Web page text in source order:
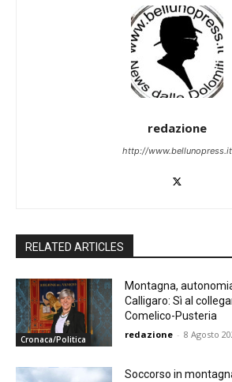
redazione
http://www.bellunopress.it
RELATED ARTICLES
Cronaca/Politica
Montagna,
Calligaro: Sì al
Comelico-Pusteria
redazione - 8 Agosto
Soccorso in